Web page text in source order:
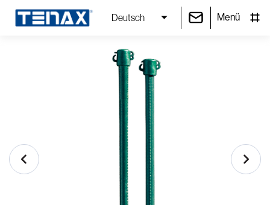
Deutsch Menü